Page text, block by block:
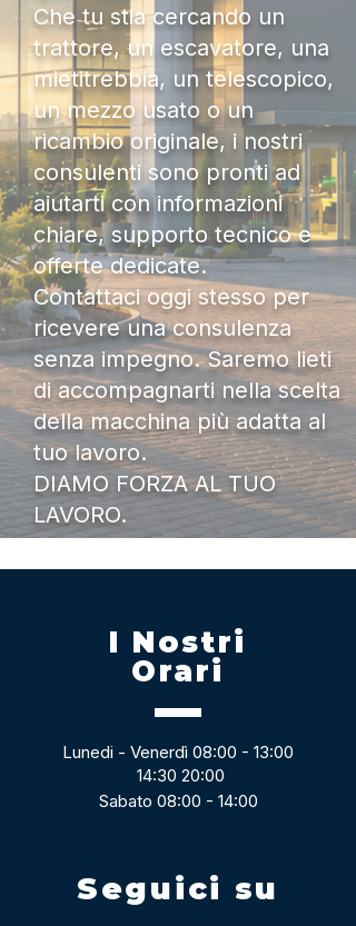
Che tu stia cercando un
trattore, un escavatore, una
mietitrebbia, un telescopico,
un mezzo usato o un
ricambio originale, i nostri
consulenti sono pronti ad
aiutarti con informazioni
chiare, supporto tecnico e
offerte dedicate.
Contattaci oggi stesso per
ricevere una consulenza
senza impegno. Saremo lieti
di accompagnarti nella scelta
della macchina più adatta al
tuo lavoro.
DIAMO FORZA AL TUO
LAVORO.
I Nostri
Orari
Lunedi - Venerdì 08:00 - 13:00
14:30 20:00
Sabato 08:00 - 14:00
Seguici su